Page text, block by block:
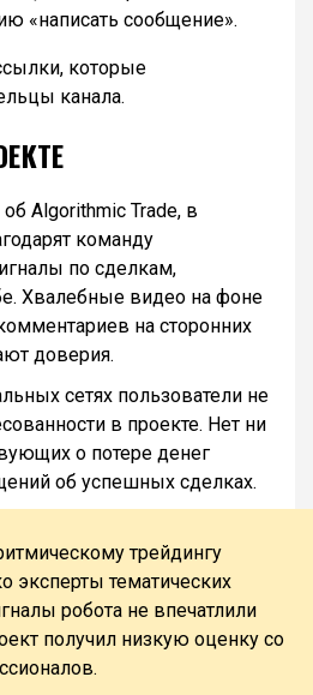
«написать сообщение».
которые
канала.
Algorithmic Trade, в
команду
по сделкам,
Хвалебные видео на фоне
на сторонних
доверия.
сетях пользователи не
в проекте. Нет ни
о потере денег
об успешных сделках.
трейдингу
эксперты тематических
робота не впечатлили
получил низкую оценку со